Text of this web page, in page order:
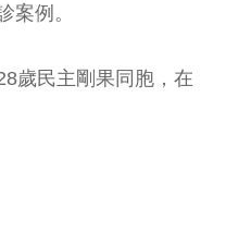
案例。
歲民主剛果同胞，在